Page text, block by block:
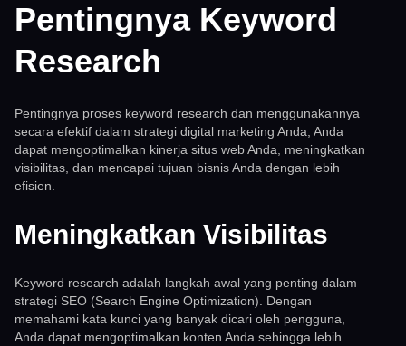
Pentingnya Keyword
Research
Pentingnya proses keyword research dan menggunakannya
secara efektif dalam strategi digital marketing Anda, Anda
dapat mengoptimalkan kinerja situs web Anda, meningkatkan
visibilitas, dan mencapai tujuan bisnis Anda dengan lebih
efisien.
Meningkatkan Visibilitas
Keyword research adalah langkah awal yang penting dalam
strategi SEO (Search Engine Optimization). Dengan
memahami kata kunci yang banyak dicari oleh pengguna,
Anda dapat mengoptimalkan konten Anda sehingga lebih